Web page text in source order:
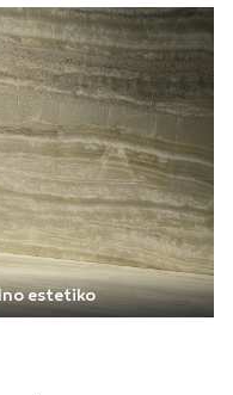
estetiko